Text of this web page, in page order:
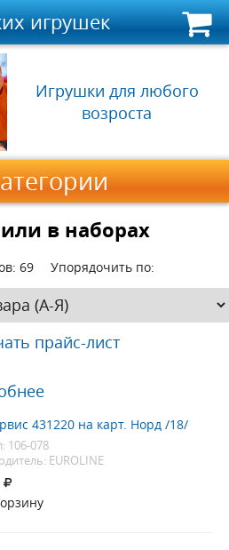
игрушек
Игрушки для любого
возроста
в наборах
69 Упорядочить по:
прайс-лист
431220 на карт. Норд /18/
106-078
EUROLINE